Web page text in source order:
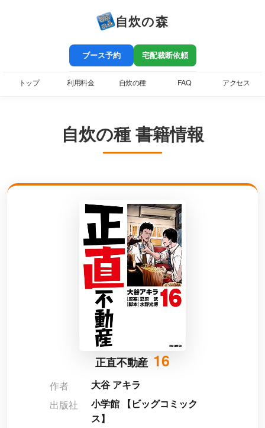
自炊の森
ブース予約 宅配裁断依頼
トップ 利用料金 自炊の種 FAQ アクセス
自炊の種 書籍情報
正直不動産 16
作者
大谷 アキラ
出版社
小学館 【ビッグコミック
ス】